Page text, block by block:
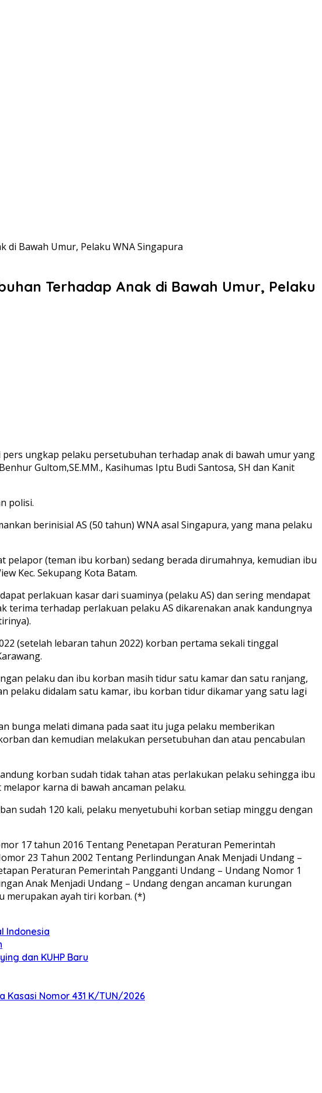
di Bawah Umur, Pelaku WNA Singapura
Terhadap Anak di Bawah Umur, Pelaku
ungkap pelaku persetubuhan terhadap anak di bawah umur yang
Gultom,SE.MM., Kasihumas Iptu Budi Santosa, SH dan Kanit
polisi.
berinisial AS (50 tahun) WNA asal Singapura, yang mana pelaku
pelapor (teman ibu korban) sedang berada dirumahnya, kemudian ibu
Kec. Sekupang Kota Batam.
perlakuan kasar dari suaminya (pelaku AS) dan sering mendapat
terhadap perlakuan pelaku AS dikarenakan anak kandungnya
(setelah lebaran tahun 2022) korban pertama sekali tinggal
pelaku dan ibu korban masih tidur satu kamar dan satu ranjang,
pelaku didalam satu kamar, ibu korban tidur dikamar yang satu lagi
bunga melati dimana pada saat itu juga pelaku memberikan
dan kemudian melakukan persetubuhan dan atau pencabulan
korban sudah tidak tahan atas perlakukan pelaku sehingga ibu
karna di bawah ancaman pelaku.
sudah 120 kali, pelaku menyetubuhi korban setiap minggu dengan
17 tahun 2016 Tentang Penetapan Peraturan Pemerintah
23 Tahun 2002 Tentang Perlindungan Anak Menjadi Undang –
Peraturan Pemerintah Pangganti Undang – Undang Nomor 1
Anak Menjadi Undang – Undang dengan ancaman kurungan
merupakan ayah tiri korban. (*)
Indonesia
dan KUHP Baru
Kasasi Nomor 431 K/TUN/2026